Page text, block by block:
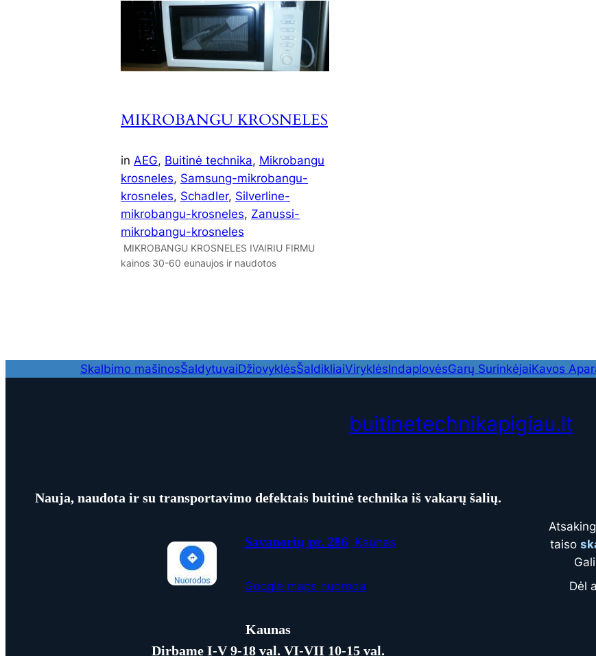
MIKROBANGU KROSNELES
in AEG, Buitinė technika, Mikrobangu
krosneles, Samsung-mikrobangu-
krosneles, Schadler, Silverline-
mikrobangu-krosneles, Zanussi-
mikrobangu-krosneles
MIKROBANGU KROSNELES IVAIRIU FIRMU
kainos 30-60 eunaujos ir naudotos
Skalbimo mašinosŠaldytuvaiDžiovyklėsŠaldikliaiViryklėsIndaplovėsGarų SurinkėjaiKavos
buitinetechnikapigiau.lt
Nauja, naudota ir su transportavimo defektais buitinė technika iš vakarų šalių.
Savanorių pr. 286, Kaunas
Google maps nuoroda
Kaunas
Dirbame I-V 9-18 val. VI-VII 10-15 val.
taiso
Dėl